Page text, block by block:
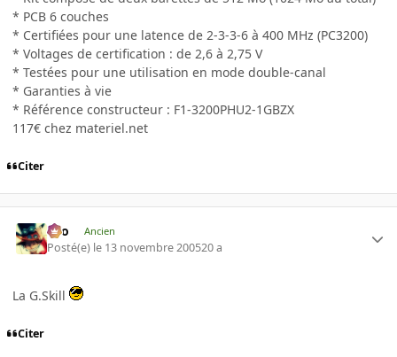
* PCB 6 couches
* Certifiées pour une latence de 2-3-3-6 à 400 MHz (PC3200)
* Voltages de certification : de 2,6 à 2,75 V
* Testées pour une utilisation en mode double-canal
* Garanties à vie
* Référence constructeur : F1-3200PHU2-1GBZX
117€ chez materiel.net
Citer
eYo Ancien
Posté(e) le 13 novembre 200520 a
La G.Skill
Citer